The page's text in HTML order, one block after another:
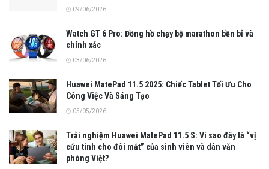
09/06/2026
Watch GT 6 Pro: Đồng hồ chạy bộ marathon bền bỉ và
chính xác
03/06/2026
Huawei MatePad 11.5 2025: Chiếc Tablet Tối Ưu Cho
Công Việc Và Sáng Tạo
05/05/2026
Trải nghiệm Huawei MatePad 11.5 S: Vì sao đây là “vị
cứu tinh cho đôi mắt” của sinh viên và dân văn
phòng Việt?